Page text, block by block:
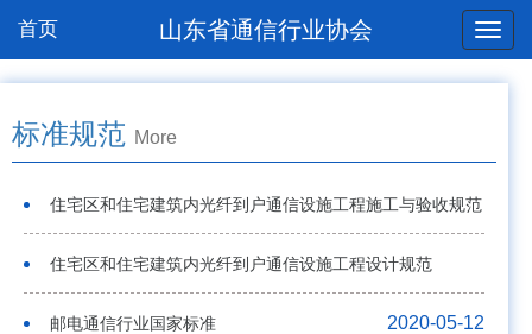
首页 山东省通信行业协会
标准规范 More
住宅区和住宅建筑内光纤到户通信设施工程施工与验收规范
2020-05-27
住宅区和住宅建筑内光纤到户通信设施工程设计规范
2020-05-27
邮电通信行业国家标准 2020-05-12